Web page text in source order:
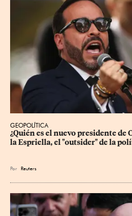
GEOPOLÍTICA
¿Quién es el nuevo presidente de
la Espriella, el "outsider" de la
Por Reuters